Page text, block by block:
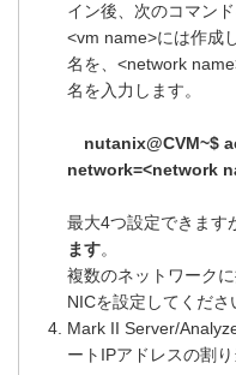
イン後、次のコマン
<vm name>には作成
名を、<network
名を入力します。
nutanix@CVM~$
network=<network
最大4つ設定できます
ます。
複数のネットワーク
NICを設定してくださ
Mark II Server/
ートIPアドレスの割